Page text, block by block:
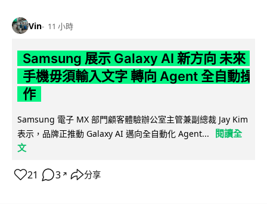
Vin 11 小時
Samsung 展示 Galaxy AI 新方向 未來
手機毋須輸入文字 轉向 Agent 全自動操
作
Samsung 電子 MX 部門顧客體驗辦公室主管兼副總裁 Jay Kim
表示，品牌正推動 Galaxy AI 邁向全自動化 Agent...
閱讀全
文
21 3 ↗ 分享